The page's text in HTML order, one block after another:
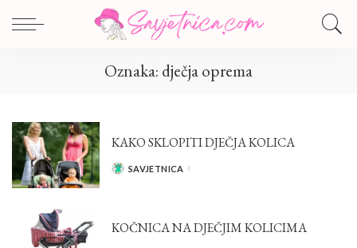
Oznaka: dječja oprema
KAKO SKLOPITI DJEČJA KOLICA
POSTED
SAVJETNICA
KOČNICA NA DJEČJIM KOLICIMA